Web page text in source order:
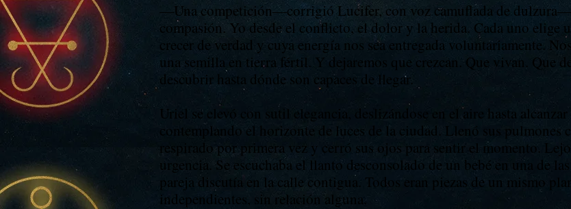
—Una competición—corrigió Lucifer, con voz camuflada de
compasión. Yo desde el conflicto, el dolor y la herida. Cada uno elige
crecer de verdad y cuya energía nos sea entregada voluntariamente.
una semilla en tierra fértil. Y dejaremos que crezcan. Que vivan. Que
descubrir hasta dónde son capaces de llegar.
Uriel se elevó con sutil elegancia, deslizándose en el aire hasta
contemplando el horizonte de luces de la ciudad. Llenó sus pulmones
respirado por primera vez y cerró sus ojos para sentir el momento.
urgencia. Se escuchaba el llanto desconsolado de un bebé en una de
pareja discutía en la calle contigua. Todos eran piezas de un mismo
independientes, sin relación alguna.